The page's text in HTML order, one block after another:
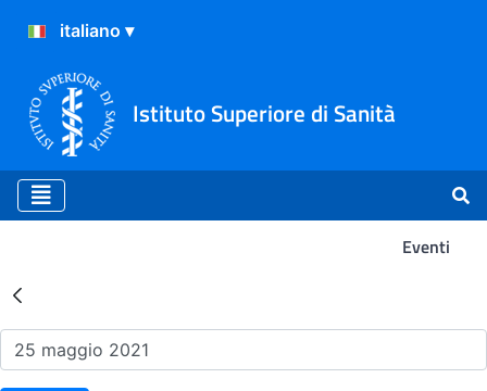
Istituto Superiore di Sanità
Eventi
Risultati della Ricerca -